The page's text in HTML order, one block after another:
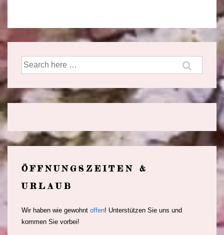
Suche
nach:
ÖFFNUNGSZEITEN &
URLAUB
Wir haben wie gewohnt offen! Unterstützen Sie uns und
kommen Sie vorbei!